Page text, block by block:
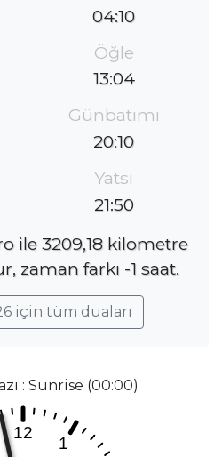
04:10
Öğle
13:04
Günbatımı
20:10
Yatsı
21:50
ile 3209,18 kilometre
zaman farkı -1 saat.
için tüm duaları
: Sunrise (00:00)